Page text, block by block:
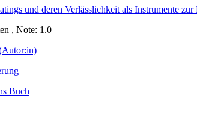
, Note: 1.0
Buch